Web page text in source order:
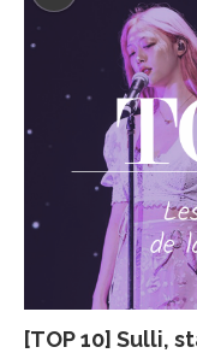
[TOP 10] Sulli,